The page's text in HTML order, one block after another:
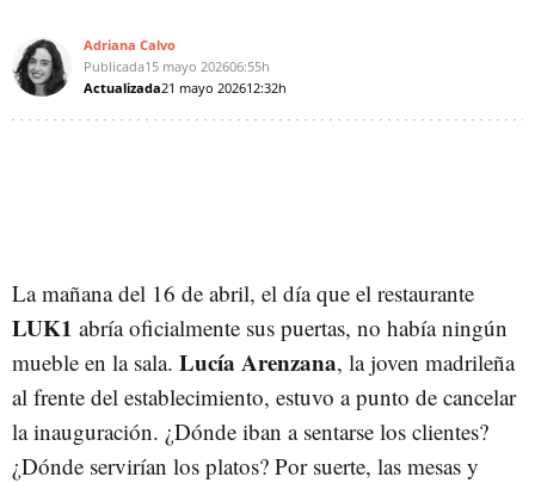
Adriana Calvo
Publicada15 mayo 202606:55h
Actualizada21 mayo 202612:32h
La mañana del 16 de abril, el día que el restaurante
LUK1 abría oficialmente sus puertas, no había ningún
mueble en la sala. Lucía Arenzana, la joven madrileña
al frente del establecimiento, estuvo a punto de cancelar
la inauguración. ¿Dónde iban a sentarse los clientes?
¿Dónde servirían los platos? Por suerte, las mesas y